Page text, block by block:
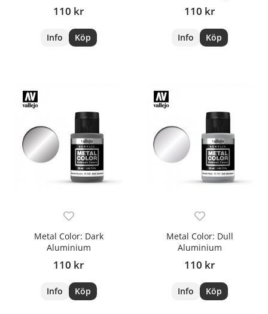
110 kr
Info Köp
110 kr
Info Köp
Metal Color: Dark
Aluminium
110 kr
Info Köp
Metal Color: Dull
Aluminium
110 kr
Info Köp